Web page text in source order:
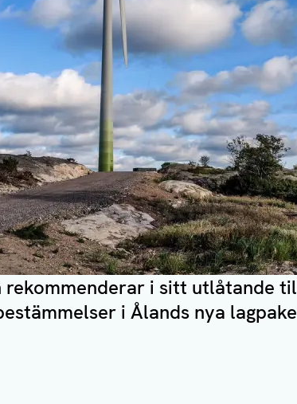
rekommenderar i sitt utlåtande
i Ålands nya